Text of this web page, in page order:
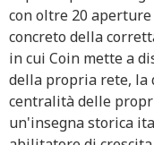
con oltre 20
concreto della
in cui Coin mette a
della propria rete, la
centralità delle
un'insegna storica